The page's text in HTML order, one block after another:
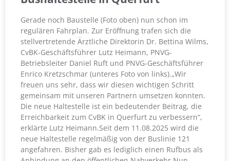
Gerade noch Baustelle (Foto oben) nun schon im
regulären Fahrplan. Zur Eröffnung trafen sich die
stellvertretende Ärztliche Direktorin Dr. Bettina Wilms,
CvBK-Geschäftsführer Lutz Heimann, PNVG-
Betriebsleiter Daniel Ruft und PNVG-Geschäftsführer
Enrico Kretzschmar (unteres Foto von links).„Wir
freuen uns sehr, dass wir diesen wichtigen Schritt
gemeinsam mit unseren Partnern umsetzen konnten.
Die neue Haltestelle ist ein bedeutender Beitrag, die
Erreichbarkeit zum CvBK in Querfurt zu verbessern“,
erklärte Lutz Heimann.Seit dem 11.08.2025 wird die
neue Haltestelle regelmäßig von der Buslinie 121
angefahren. Bisher gab es lediglich einen Rufbus als